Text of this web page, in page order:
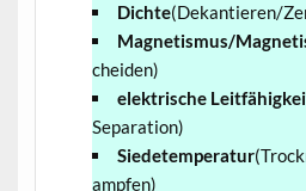
Dichte(Dekantieren/
Magnetismus/
cheiden)
elektrische
Separation)
Siedetemperatur
ampfen)